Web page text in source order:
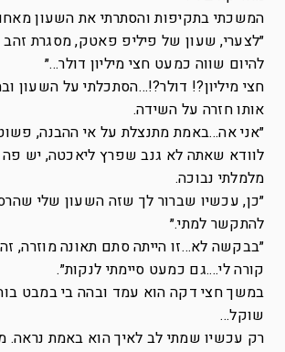
המשכתי בתקיפות והסתרתי את השעון
״לצערי, שעון של פיליפ פאטק, מסגרת זהב
להיום שווה כמעט חצי מיליון דולר…״
חצי מיליון?! דולר?!…הסתכלתי על השעון
אותו חזרה על השידה.
״אני אה…באמת מתנצלת על אי ההבנה, פשוט
לוודא שאתה לא גנב שפרץ ליאכטה, יש
מלמלתי נבוכה.
״כן, עכשיו שברור לך שזה השעון שלי
להתקשר למתי.״
״בבקשה לא…זו הייתה סתם תאונה מוזרה,
קורה לי….גם כמעט סיימתי לנקות״.
במשך חצי דקה הוא עמד ובהה בי במבט
שוקל…